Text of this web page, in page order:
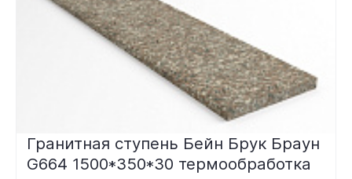
Гранитная ступень Бейн Брук Браун
G664 1500*350*30 термообработка